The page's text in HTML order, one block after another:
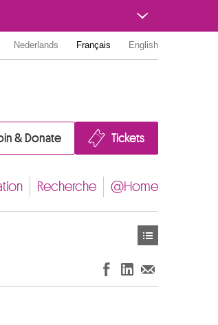
Nederlands Français English
& Donate Tickets
Recherche @Home